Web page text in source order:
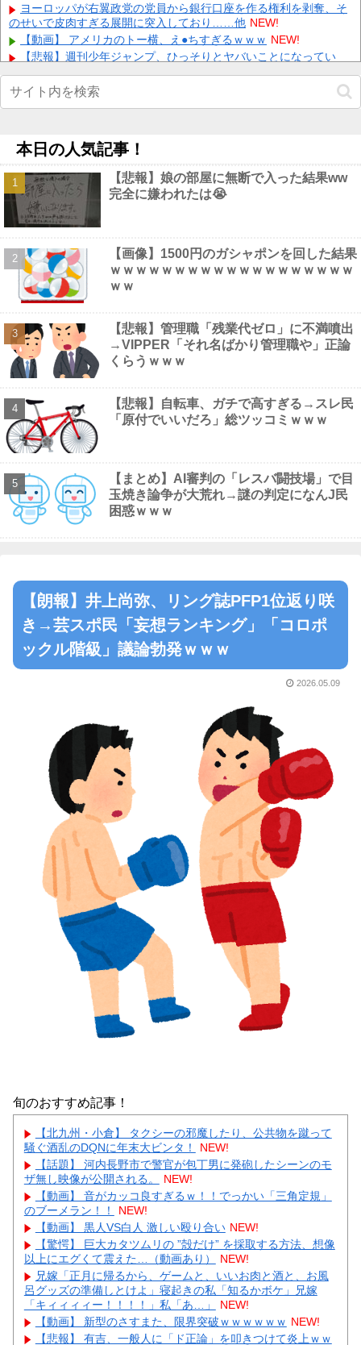
【凄すぎる】 力士の嫁に美人が多い理由→「これ」だったｗｗｗ
ｗｗｗｗ NEW!
Powered by livedoor 相互RSS
ヨーロッパが右翼政党の党員から銀行口座を作る権利を剥奪、そ
のせいで皮肉すぎる展開に突入しており……他 NEW!
【動画】 アメリカのトー横、え●ちすぎるｗｗｗ NEW!
【悲報】週刊少年ジャンプ、ひっそりとヤバいことになってい
【画像】 田中みな実(39) 妊娠中でも露出多めのドレス、これノー
NEW!
【画像】 風俗で毎回こういう"恵体メロン"お姉さん(35)を指名し
てしまうんやが・・・・・・ NEW!
甲子園初・女性の審判員がデビュー 試合後に涙…「嬉しい気持
ちと絶対失敗しちゃいけない、それだけでした」他
なぁ、永久機関ってなんで絶対に作れないん？他
【画像】 フリーアナの宇垣美里(35)さん、パンッパンの乳房がエ
□すぎるｗｗｗｗｗｗ
NEW!
【画像】 避難所の女がHすぎるｗｗｗｗｗ
NEW!
Powered by livedoor 相互RSS
本日の人気記事！
【悲報】娘の部屋に無断で入った結果ww
完全に嫌われたは😭
【画像】1500円のガシャポンを回した結果
ｗｗｗｗｗｗｗｗｗｗｗｗｗｗｗｗｗｗｗ
ｗｗ
【悲報】管理職「残業代ゼロ」に不満噴出
→VIPPER「それ名ばかり管理職や」正論
くらうｗｗｗ
【悲報】自転車、ガチで高すぎる→スレ民
「原付でいいだろ」総ツッコミｗｗｗ
【まとめ】AI審判の「レスバ闘技場」で目
玉焼き論争が大荒れ→謎の判定になんJ民
困惑ｗｗｗ
【朗報】井上尚弥、リング誌PFP1位返り咲
き→芸スポ民「妄想ランキング」「コロポ
ックル階級」議論勃発ｗｗｗ
2026.05.09
旬のおすすめ記事！
【北九州・小倉】 タクシーの邪魔したり、公共物を蹴って
騒ぐ酒乱のDQNに年末大ビンタ！
NEW!
【話題】 河内長野市で警官が包丁男に発砲したシーンのモ
ザ無し映像が公開される。
NEW!
【動画】 音がカッコ良すぎるｗ！！でっかい「三角定規」
のブーメラン！！
NEW!
【動画】 黒人VS白人 激しい殴り合い NEW!
【驚愕】 巨大カタツムリの ”殻だけ” を採取する方法、想像
以上にエグくて震えた…（動画あり）
NEW!
兄嫁「正月に帰るから、ゲームと、いいお肉と酒と、お風
呂グッズの準備しとけよ」寝起きの私「知るかボケ」兄嫁
「キィィィィー！！！！」私「あ…」
NEW!
【動画】 新型のさすまた、限界突破ｗｗｗｗｗｗ NEW!
【悲報】 有吉、一般人に「ド正論」を叩きつけて炎上ｗｗ